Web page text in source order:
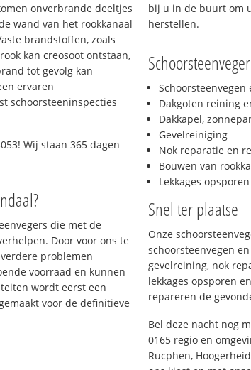
onverbrande deeltjes
wand van het rookkanaal
brandstoffen, zoals
kan creosoot ontstaan,
tot gevolg kan
ervaren
schoorsteeninspecties
Wij staan 365 dagen
die met de
Door voor ons te
problemen
voorraad en kunnen
wordt eerst een
voor de definitieve
bij u in de buurt om
herstellen.
Schoorsteenveger
Schoorsteenvegen
Dakgoten reining
Dakkapel,
Gevelreiniging
Nok reparatie en
Bouwen van
Lekkages
Snel ter plaatse
Onze
schoorsteenvegen
gevelreining, nok
lekkages opsporen
repareren de
Bel deze nacht nog
0165 regio en
Rucphen,